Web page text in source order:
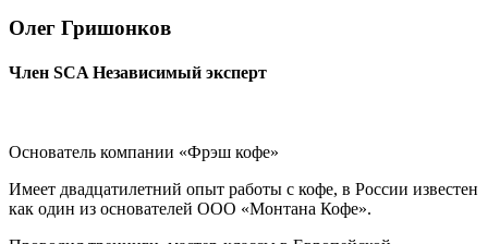
Олег Гришонков
Член SCA Независимый эксперт
Основатель компании «Фрэш кофе»
Имеет двадцатилетний опыт работы с кофе, в России известен
как один из основателей ООО «Монтана Кофе».